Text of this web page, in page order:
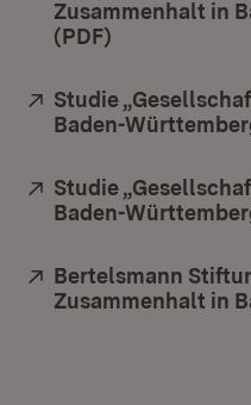
Zusammenhalt in
(PDF)
Extern:
Studie
Baden-
Extern:
Studie
Baden-
Extern:
Bertelsmann
Zusammenhalt in